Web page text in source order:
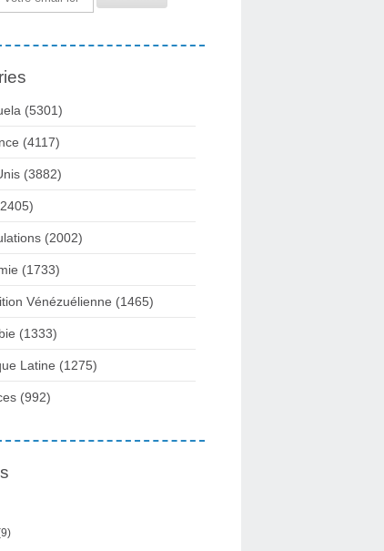
(5301)
(4117)
(3882)
(2002)
(1733)
Vénézuélienne (1465)
(1333)
Latine (1275)
(992)